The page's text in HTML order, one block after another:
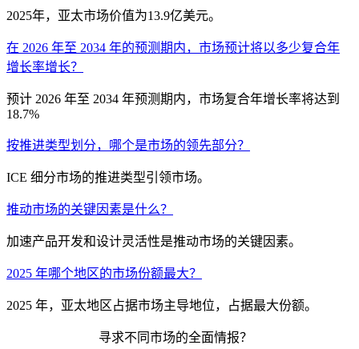
2025年，亚太市场价值为13.9亿美元。
在 2026 年至 2034 年的预测期内，市场预计将以多少复合年
增长率增长？
预计 2026 年至 2034 年预测期内，市场复合年增长率将达到
18.7%
按推进类型划分，哪个是市场的领先部分？
ICE 细分市场的推进类型引领市场。
推动市场的关键因素是什么？
加速产品开发和设计灵活性是推动市场的关键因素。
2025 年哪个地区的市场份额最大？
2025 年，亚太地区占据市场主导地位，占据最大份额。
寻求不同市场的全面情报？